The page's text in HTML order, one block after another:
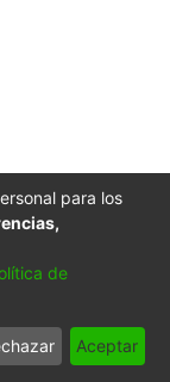
para los
de
Aceptar